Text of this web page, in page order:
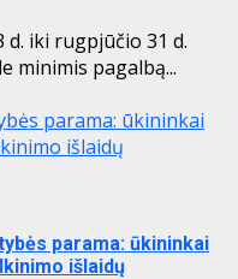
iki rugpjūčio 31 d.
minimis pagalbą...
parama: ūkininkai
išlaidų
parama: ūkininkai
išlaidų